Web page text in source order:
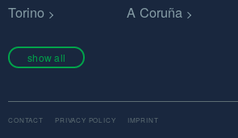
Torino
A Coruña
show all
CONTACT PRIVACY POLICY IMPRINT